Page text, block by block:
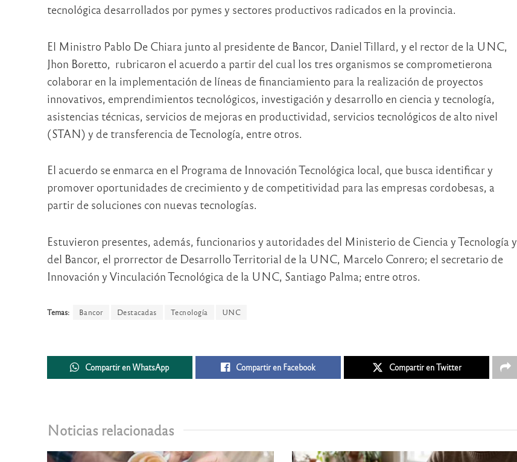
tecnológica desarrollados por pymes y sectores productivos radicados en la provincia.
El Ministro Pablo De Chiara junto al presidente de Bancor, Daniel Tillard, y el rector de la UNC,
Jhon Boretto, rubricaron el acuerdo a partir del cual los tres organismos se comprometierona
colaborar en la implementación de líneas de financiamiento para la realización de proyectos
innovativos, emprendimientos tecnológicos, investigación y desarrollo en ciencia y tecnología,
asistencias técnicas, servicios de mejoras en productividad, servicios tecnológicos de alto nivel
(STAN) y de transferencia de Tecnología, entre otros.
El acuerdo se enmarca en el Programa de Innovación Tecnológica local, que busca identificar y
promover oportunidades de crecimiento y de competitividad para las empresas cordobesas, a
partir de soluciones con nuevas tecnologías.
Estuvieron presentes, además, funcionarios y autoridades del Ministerio de Ciencia y Tecnología y
del Bancor, el prorrector de Desarrollo Territorial de la UNC, Marcelo Conrero; el secretario de
Innovación y Vinculación Tecnológica de la UNC, Santiago Palma; entre otros.
Temas: Bancor Destacadas Tecnología UNC
Compartir en WhatsApp Compartir en Facebook Compartir en Twitter
Noticias relacionadas